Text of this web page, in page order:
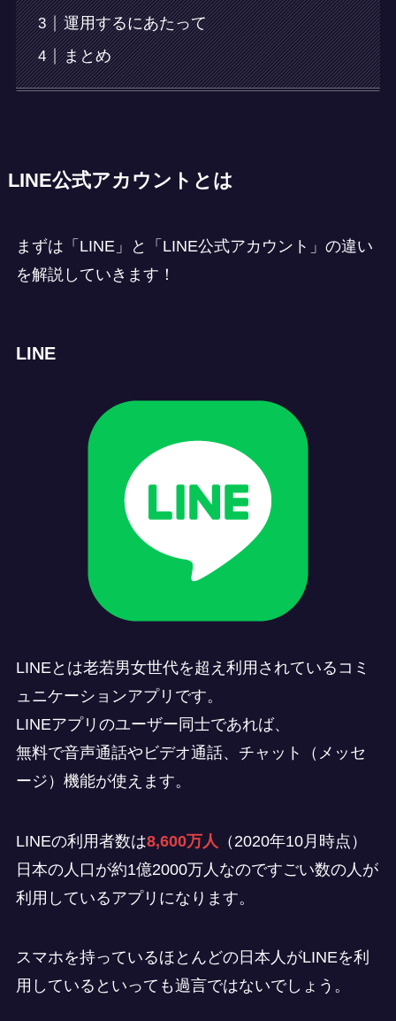
運用するにあたって
まとめ
LINE公式アカウントとは
まずは「LINE」と「LINE公式アカウント」の違い
を解説していきます！
LINE
LINEとは老若男女世代を超え利用されているコミ
ュニケーションアプリです。
LINEアプリのユーザー同士であれば、
無料で音声通話やビデオ通話、チャット（メッセ
ージ）機能が使えます。
LINEの利用者数は8,600万人
（2020年10月時点）
日本の人口が約1億2000万人なのですごい数の人が
利用しているアプリになります。
スマホを持っているほとんどの日本人がLINEを利
用しているといっても過言ではないでしょう。